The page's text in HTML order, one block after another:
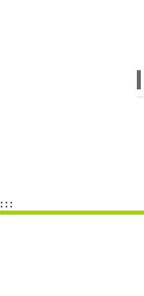
:::